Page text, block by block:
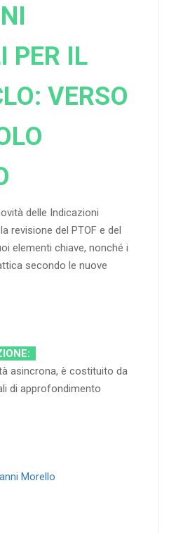
PER IL
VERSO
delle Indicazioni
revisione del PTOF e del
elementi chiave, nonché i
secondo le nuove
asincrona, è costituito da
di approfondimento
Morello